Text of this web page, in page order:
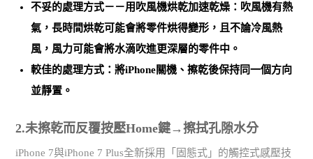
不妥的處理方式－－用吹風機烘乾加速乾燥：吹風機有熱
氣，長時間烘乾可能會將零件烘得變形，且不論冷風熱
風，風力可能會將水滴吹進更深層的零件中。
較佳的處理方式：將iPhone關機、擦乾後保持同一個方向
並靜置。
2.未擦乾而反覆按壓Home鍵→擦拭孔隙水分
iPhone 7與iPhone 7 Plus全新採用「固態式」的觸控式感壓技